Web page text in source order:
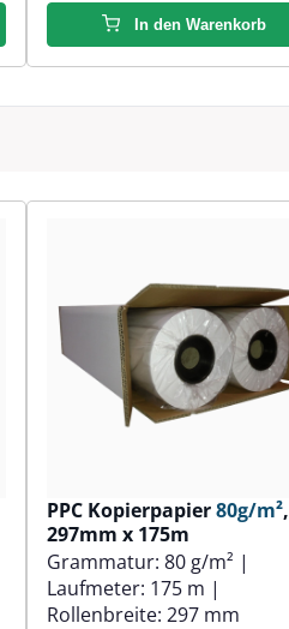
In den Warenkorb
PPC Kopierpapier80g/m²,
297mm x 175m
Grammatur: 80 g/m² |
Laufmeter: 175 m |
Rollenbreite: 297 mm